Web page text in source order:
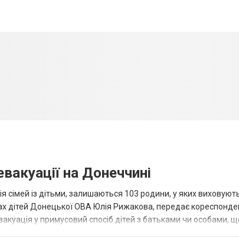
на Донеччині
сімей із дітьми, залишаються 103 родини, у яких
дітей Донецької ОВА Юлія Рижакова, передає
у примусовий спосіб дітей з батьками чи особами,